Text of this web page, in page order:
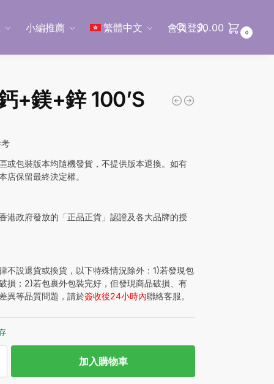
小編推薦 繁體中文 會員登入
$0.00 0
+鎂+鋅 100’S
或包裝版本均隨機發貨，不提供版本退換。如有
店保留最終決定權。
港政府發放的「正品正貨」認證及各大品牌的授
不設退貨或換貨，以下特殊情況除外：1)若發現包
損；2)若包裹外包裝完好，但發現商品破損、有
異等品質問題，請於簽收後24小時內聯絡客服。
加入購物車